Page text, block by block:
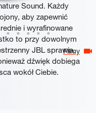
Filmy
Sound. Każdy
aby zapewnić
i wyrafinowane
to przy dowolnym
JBL sprawia,
dźwięk dobiega
wokół Ciebie.